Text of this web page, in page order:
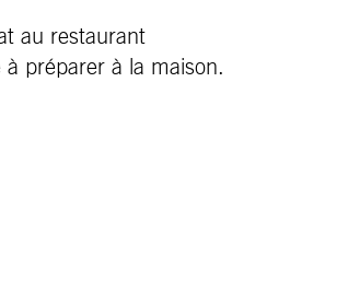
au restaurant
préparer à la maison.